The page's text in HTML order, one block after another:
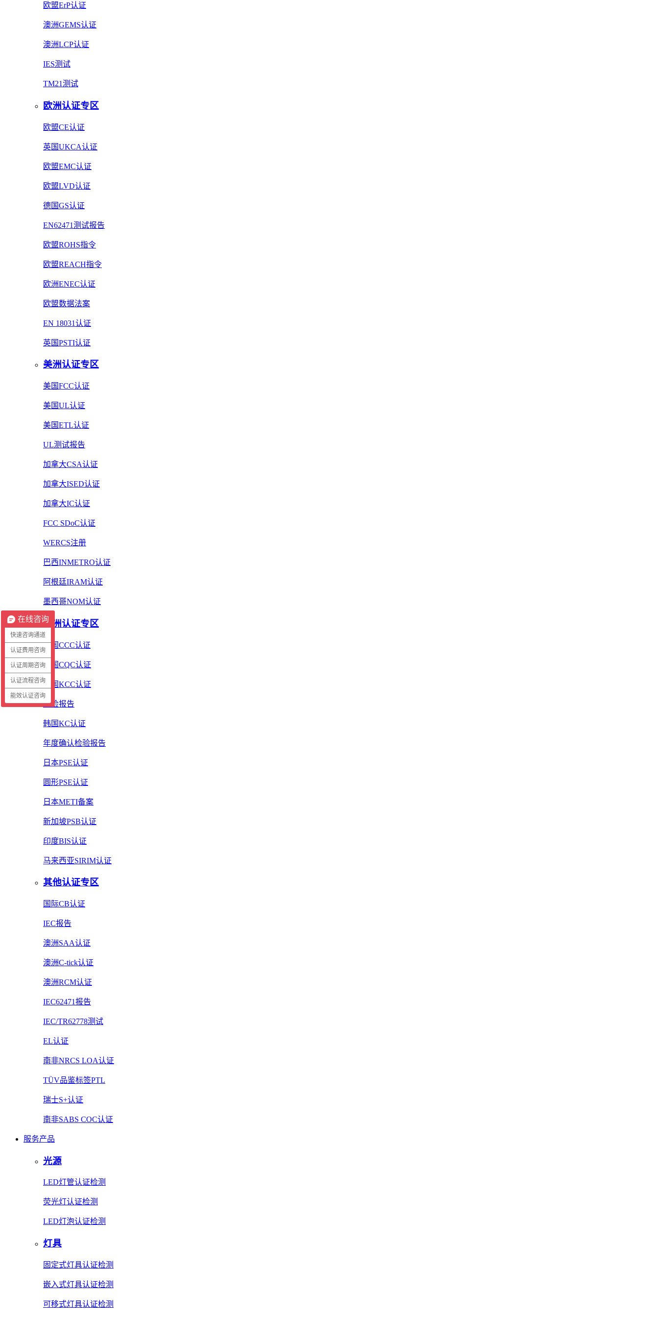
欧盟ErP认证
澳洲GEMS认证
澳洲LCP认证
IES测试
TM21测试
欧洲认证专区
欧盟CE认证
英国UKCA认证
欧盟EMC认证
欧盟LVD认证
德国GS认证
EN62471测试报告
欧盟ROHS指令
欧盟REACH指令
欧洲ENEC认证
欧盟数据法案
EN 18031认证
英国PSTI认证
美洲认证专区
美国FCC认证
美国UL认证
美国ETL认证
UL测试报告
加拿大CSA认证
加拿大ISED认证
加拿大IC认证
FCC SDoC认证
WERCS注册
巴西INMETRO认证
阿根廷IRAM认证
墨西哥NOM认证
亚洲认证专区
中国CCC认证
中国CQC认证
韩国KCC认证
质检报告
韩国KC认证
年度确认检验报告
日本PSE认证
圆形PSE认证
日本METI备案
新加坡PSB认证
印度BIS认证
马来西亚SIRIM认证
其他认证专区
国际CB认证
IEC报告
澳洲SAA认证
澳洲C-tick认证
澳洲RCM认证
IEC62471报告
IEC/TR62778测试
EL认证
南非NRCS LOA认证
TÜV品鉴标签PTL
瑞士S+认证
南非SABS COC认证
服务产品
光源
LED灯管认证检测
荧光灯认证检测
LED灯泡认证检测
灯具
固定式灯具认证检测
嵌入式灯具认证检测
可移式灯具认证检测
在线咨询
快速咨询通道
认证费用咨询
认证周期咨询
认证流程咨询
能效认证咨询